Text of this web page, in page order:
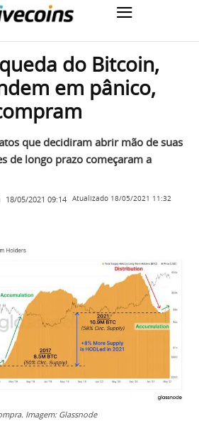
do Bitcoin,
em pânico,
que decidiram abrir mão de suas
de longo prazo começaram a
18/05/2021 09:14 Atualizado 18/05/2021 11:32
Imagem: Glassnode